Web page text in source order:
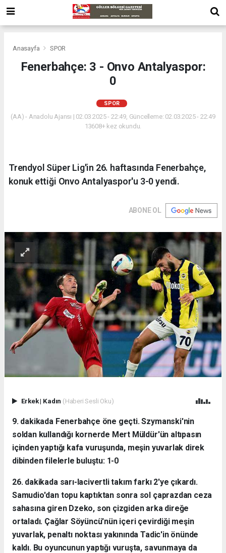
Anasayfa SPOR
Fenerbahçe: 3 - Onvo Antalyaspor:
0
SPOR
(AA) - Anadolu Ajansı | 02.03.2025 - 22:49, Güncelleme: 02.03.2025 - 22:49
13608+ kez okundu.
Trendyol Süper Lig'in 26. haftasında Fenerbahçe,
konuk ettiği Onvo Antalyaspor'u 3-0 yendi.
ABONE OL
Erkek| Kadın (Haberi Sesli Oku)
9. dakikada Fenerbahçe öne geçti. Szymanski'nin
soldan kullandığı kornerde Mert Müldür'ün altıpasın
içinden yaptığı kafa vuruşunda, meşin yuvarlak direk
dibinden filelerle buluştu: 1-0
26. dakikada sarı-lacivertli takım farkı 2'ye çıkardı.
Samudio'dan topu kaptıktan sonra sol çaprazdan ceza
sahasına giren Dzeko, son çizgiden arka direğe
ortaladı. Çağlar Söyüncü'nün içeri çevirdiği meşin
yuvarlak, penaltı noktası yakınında Tadic'in önünde
kaldı. Bu oyuncunun yaptığı vuruşta, savunmaya da